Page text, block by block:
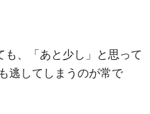
も、「あと少し」と思って
逃してしまうのが常で